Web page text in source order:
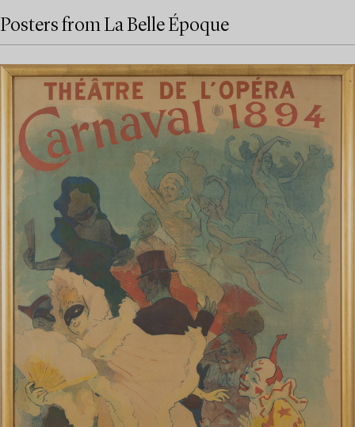
Posters from La Belle Époque